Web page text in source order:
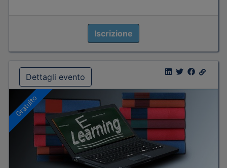
Iscrizione
Dettagli evento
Gratuito